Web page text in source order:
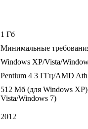
1 Гб
Минимальные
Windows XP/Vista/
Pentium 4 3 ГГц/AMD
512 Мб (для Windows
Vista/Windows 7)
2012